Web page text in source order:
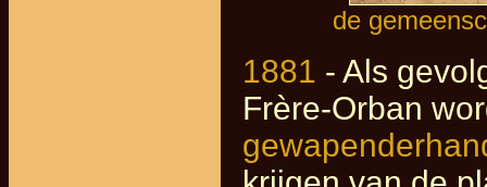
de
1881 - Als
Frère-Orban